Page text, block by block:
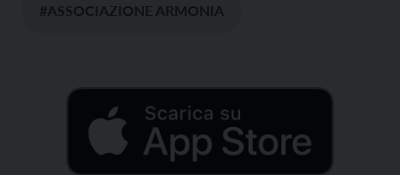
#ASSOCIAZIONE ARMONIA